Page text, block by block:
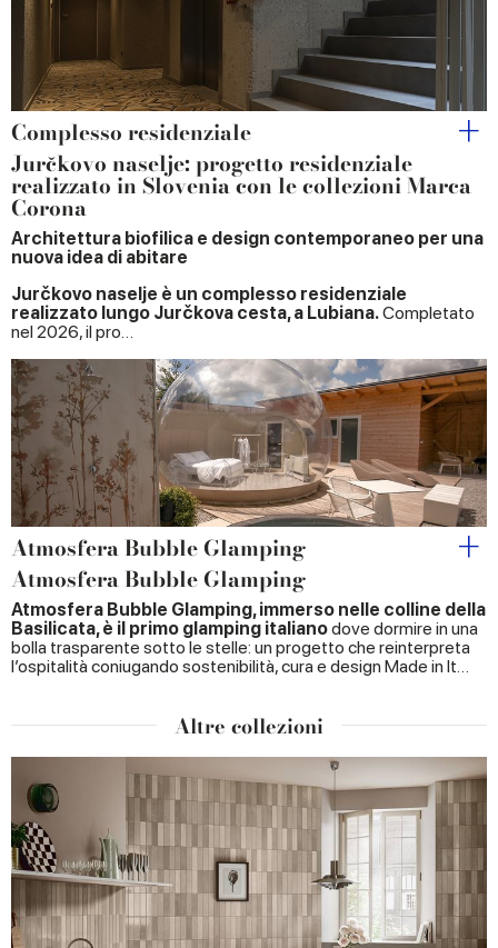
Complesso residenziale
Jurčkovo naselje: progetto residenziale
realizzato in Slovenia con le collezioni Marca
Corona
Architettura biofilica e design contemporaneo per una
nuova idea di abitare
Jurčkovo naselje è un complesso residenziale
realizzato lungo Jurčkova cesta, a Lubiana.Completato
nel 2026, il pro…
Atmosfera Bubble Glamping
Atmosfera Bubble Glamping
Atmosfera Bubble Glamping, immerso nelle colline della
Basilicata, è il primo glamping italianodove dormire in una
bolla trasparente sotto le stelle: un progetto che reinterpreta
l’ospitalità coniugando sostenibilità, cura e design Made in It…
Altre collezioni